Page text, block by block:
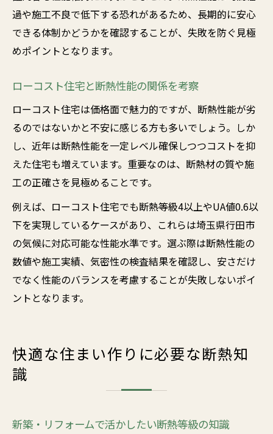
過や施工不良で低下する恐れがあるため、長期的に安心
できる体制かどうかを確認することが、失敗を防ぐ見極
めポイントとなります。
ローコスト住宅と断熱性能の関係を考察
ローコスト住宅は価格面で魅力的ですが、断熱性能が劣
るのではないかと不安に感じる方も多いでしょう。しか
し、近年は断熱性能を一定レベル確保しつつコストを抑
えた住宅も増えています。重要なのは、断熱材の質や施
工の正確さを見極めることです。
例えば、ローコスト住宅でも断熱等級4以上やUA値0.6以
下を実現しているケースがあり、これらは埼玉県行田市
の気候に対応可能な性能水準です。選ぶ際は断熱性能の
数値や施工実績、気密性の検査結果を確認し、安さだけ
でなく性能のバランスを考慮することが失敗しないポイ
ントとなります。
快適な住まい作りに必要な断熱知
識
新築・リフォームで活かしたい断熱等級の知識